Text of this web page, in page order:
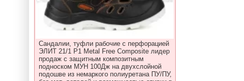
Сандалии, туфли рабочие с перфорацией
ЭЛИТ 21/1 P1 Metal Free Composite лидер
продаж с защитным композитным
подноском МУН 100Дж на двухслойной
подошве из немаркого полиуретана ПУ/ПУ,